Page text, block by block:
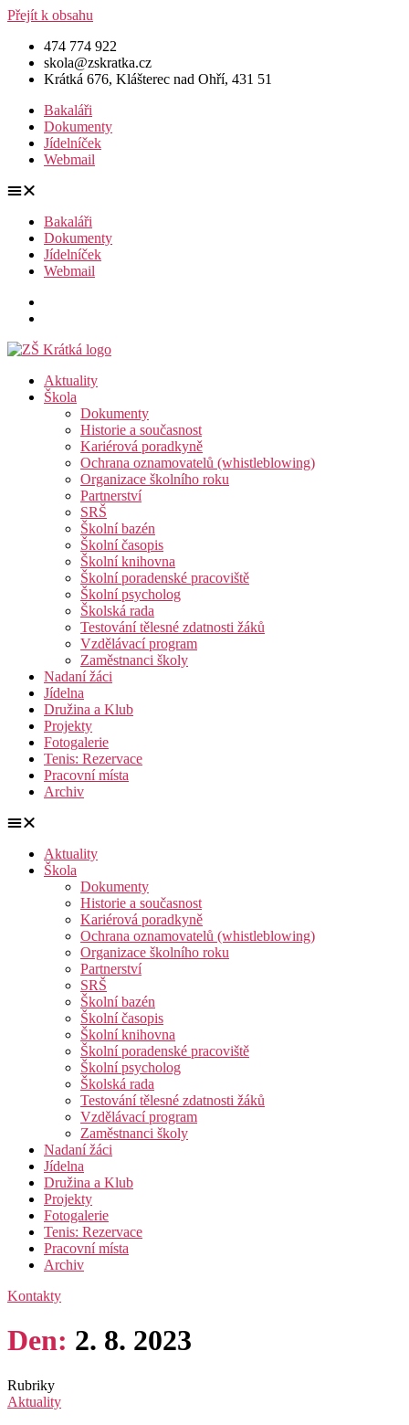
Přejít k obsahu
474 774 922
skola@zskratka.cz
Krátká 676, Klášterec nad Ohří, 431 51
Bakaláři
Dokumenty
Jídelníček
Webmail
Bakaláři
Dokumenty
Jídelníček
Webmail
Aktuality
Škola
Dokumenty
Historie a současnost
Kariérová poradkyně
Ochrana oznamovatelů (whistleblowing)
Organizace školního roku
Partnerství
SRŠ
Školní bazén
Školní časopis
Školní knihovna
Školní poradenské pracoviště
Školní psycholog
Školská rada
Testování tělesné zdatnosti žáků
Vzdělávací program
Zaměstnanci školy
Nadaní žáci
Jídelna
Družina a Klub
Projekty
Fotogalerie
Tenis: Rezervace
Pracovní místa
Archiv
Aktuality
Škola
Dokumenty
Historie a současnost
Kariérová poradkyně
Ochrana oznamovatelů (whistleblowing)
Organizace školního roku
Partnerství
SRŠ
Školní bazén
Školní časopis
Školní knihovna
Školní poradenské pracoviště
Školní psycholog
Školská rada
Testování tělesné zdatnosti žáků
Vzdělávací program
Zaměstnanci školy
Nadaní žáci
Jídelna
Družina a Klub
Projekty
Fotogalerie
Tenis: Rezervace
Pracovní místa
Archiv
Kontakty
Den: 2. 8. 2023
Rubriky
Aktuality